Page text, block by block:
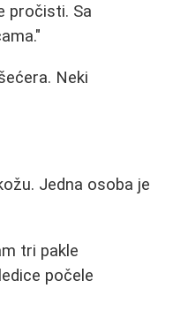
pročisti. Sa
Neki
Jedna osoba je
tri pakle
počele